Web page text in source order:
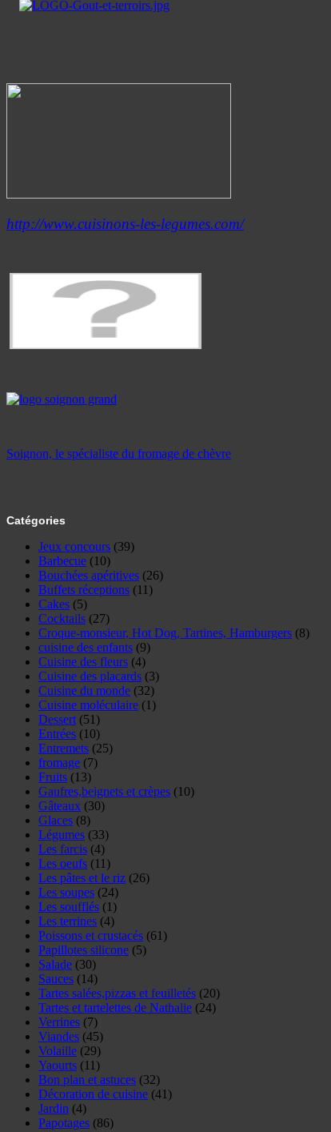
http://www.cuisinons-les-legumes.com/
Soignon, le spécialiste du fromage de chèvre
Catégories
Jeux concours (39)
Barbecue (10)
Bouchées apéritives (26)
Buffets réceptions (11)
Cakes (5)
Cocktails (27)
Croque-monsieur, Hot Dog, Tartines, Hamburgers (8)
cuisine des enfants (9)
Cuisine des fleurs (4)
Cuisine des placards (3)
Cuisine du monde (32)
Cuisine moléculaire (1)
Dessert(51)
Entrées (10)
Entremets (25)
fromage (7)
Fruits (13)
Gaufres,beignets et crèpes (10)
Gâteaux (30)
Glaces (8)
Légumes (33)
Les farcis (4)
Les oeufs (11)
Les pâtes et le riz (26)
Les soupes (24)
Les soufflés (1)
Les terrines (4)
Poissons et crustacés (61)
Papillotes silicone (5)
Salade (30)
Sauces (14)
Tartes salées,pizzas et feuilletés (20)
Tartes et tartelettes de Nathalie (24)
Verrines (7)
Viandes (45)
Volaille (29)
Yaourts (11)
Bon plan et astuces (32)
Décoration de cuisine (41)
Jardin (4)
Papotages (86)